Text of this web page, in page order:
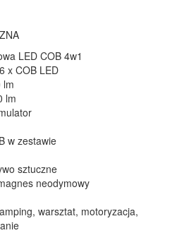
LED COB 4w1
x COB LED
lm
lm
w zestawie
sztuczne
neodymowy
warsztat, motoryzacja,